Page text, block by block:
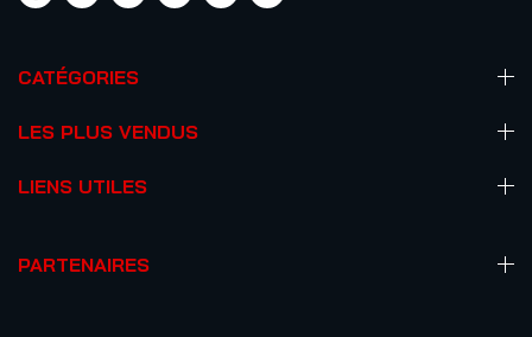
CATÉGORIES
LES PLUS VENDUS
LIENS UTILES
PARTENAIRES